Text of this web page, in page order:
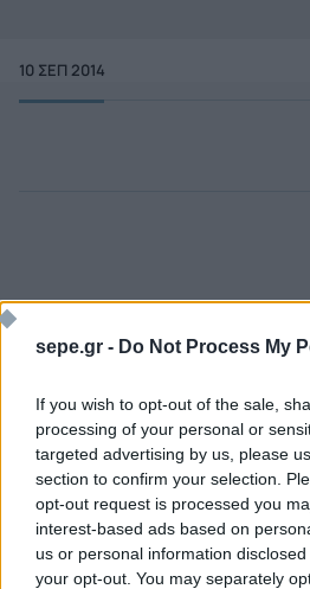
sepe.gr - Do Not Process My
If you wish to opt-out of the sale,
processing of your personal or
targeted advertising by us, please
section to confirm your selection.
opt-out request is processed you
interest-based ads based on
us or personal information
your opt-out. You may separately
10 ΣΕΠ 2014
Ποιος είναι ο ΣΕΠΕ
Καταστατικό
Κώδικας Δεοντολογίας
Κανονισμός Διαιτησίας